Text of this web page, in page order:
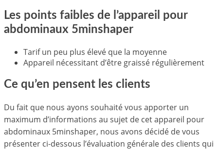
Les points faibles de l’appareil pour
abdominaux 5minshaper
Tarif un peu plus élevé que la moyenne
Appareil nécessitant d’être graissé régulièrement
Ce qu’en pensent les clients
Du fait que nous ayons souhaité vous apporter un
maximum d’informations au sujet de cet appareil pour
abdominaux 5minshaper, nous avons décidé de vous
présenter ci-dessous l’évaluation générale des clients qui